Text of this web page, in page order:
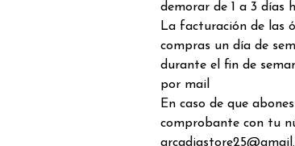
demorar de 1 a 3 días
La facturación de las
compras un día de
durante el fin de
por mail
En caso de que
comprobante con tu